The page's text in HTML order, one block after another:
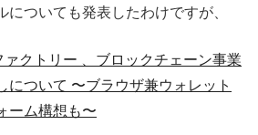
ついても発表したわけですが、
クトリー 、ブロックチェーン事業
について 〜ブラウザ兼ウォレット
ーム構想も〜